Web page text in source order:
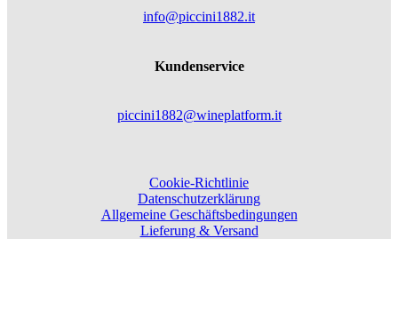
info@piccini1882.it
Kundenservice
piccini1882@wineplatform.it
Cookie-Richtlinie
Datenschutzerklärung
Allgemeine Geschäftsbedingungen
Lieferung & Versand